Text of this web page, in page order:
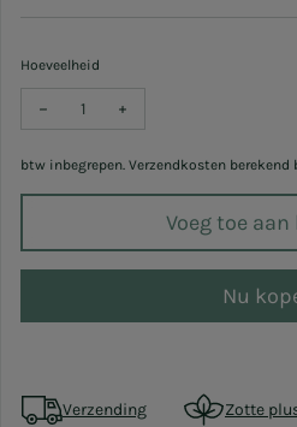
Hoeveelheid
btw inbegrepen. Verzendkosten berekend
Voeg toe
Nu
Verzending Zotte